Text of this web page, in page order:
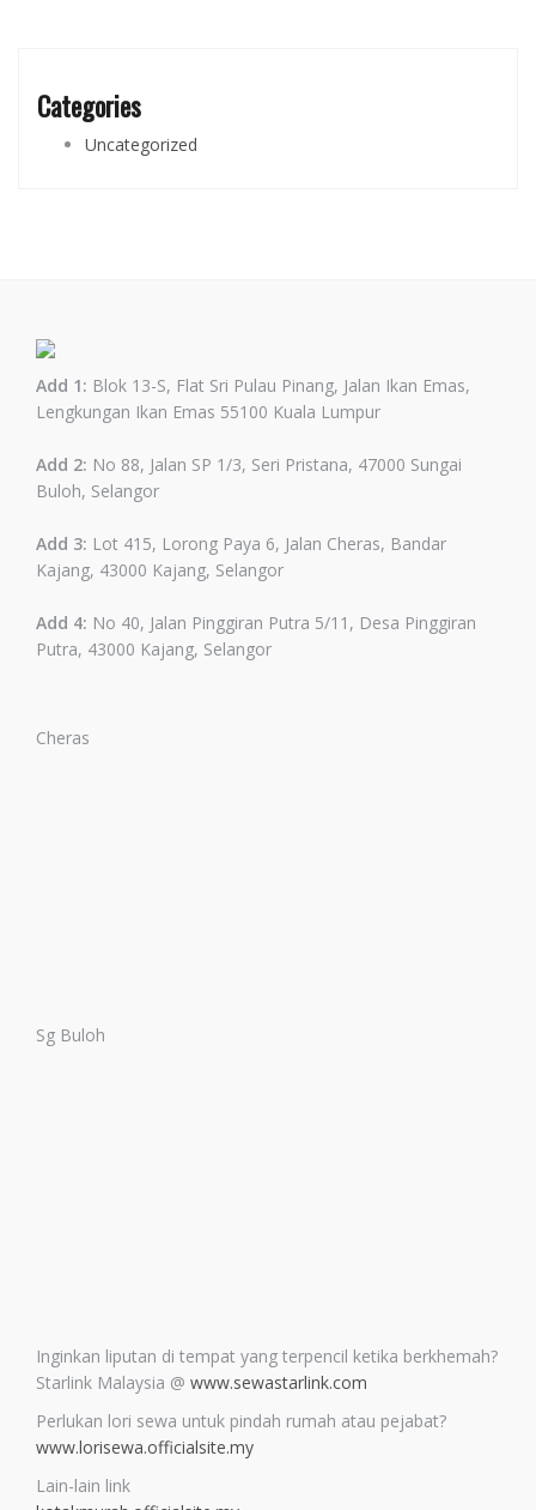
Categories
Uncategorized
Add 1: Blok 13-S, Flat Sri Pulau Pinang, Jalan Ikan Emas,
Lengkungan Ikan Emas 55100 Kuala Lumpur
Add 2: No 88, Jalan SP 1/3, Seri Pristana, 47000 Sungai
Buloh, Selangor
Add 3: Lot 415, Lorong Paya 6, Jalan Cheras, Bandar
Kajang, 43000 Kajang, Selangor
Add 4: No 40, Jalan Pinggiran Putra 5/11, Desa Pinggiran
Putra, 43000 Kajang, Selangor
Cheras
Sg Buloh
Inginkan liputan di tempat yang terpencil ketika berkhemah?
Starlink Malaysia @ www.sewastarlink.com
Perlukan lori sewa untuk pindah rumah atau pejabat?
www.lorisewa.officialsite.my
Lain-lain link